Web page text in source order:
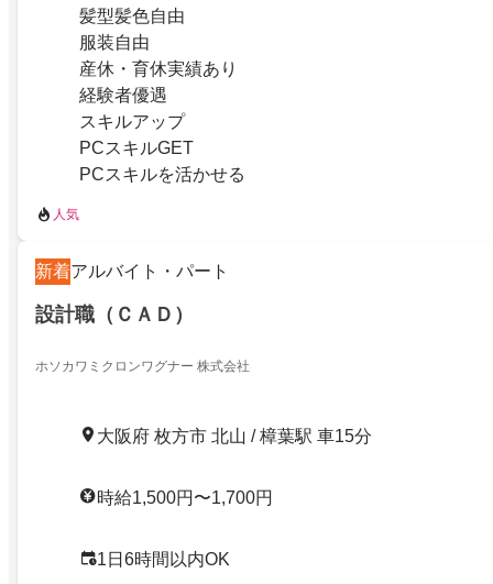
髪型髪色自由
服装自由
産休・育休実績あり
経験者優遇
スキルアップ
PCスキルGET
PCスキルを活かせる
人気
新着アルバイト・パート
設計職（ＣＡＤ）
ホソカワミクロンワグナー 株式会社
大阪府 枚方市 北山 / 樟葉駅 車15分
時給1,500円〜1,700円
1日6時間以内OK